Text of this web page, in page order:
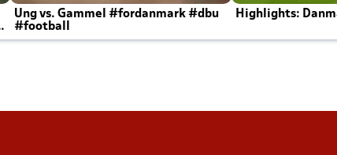
Ung vs. Gammel #fordanmark #dbu
#football
Highlights: